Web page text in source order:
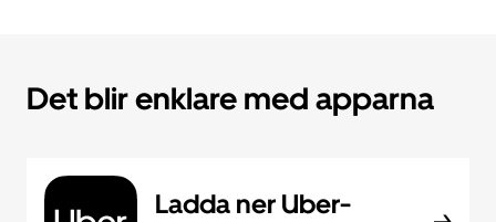
Det blir enklare med apparna
Ladda ner Uber-